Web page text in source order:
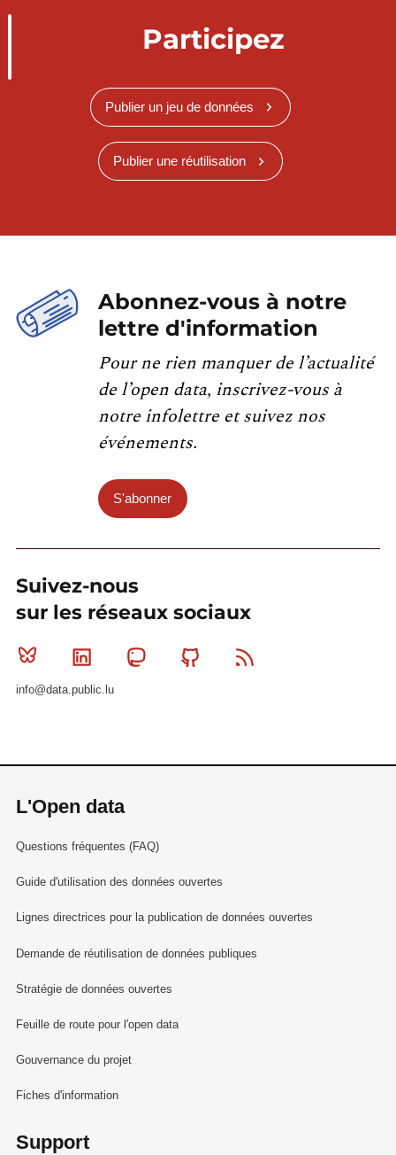
Participez
Publier un jeu de données
Publier une réutilisation
Abonnez-vous à notre
lettre d'information
Pour ne rien manquer de l’actualité
de l’open data, inscrivez-vous à
notre infolettre et suivez nos
événements.
S'abonner
Suivez-nous
sur les réseaux sociaux
Bluesky Linkedin MastodonGithub
info@data.public.lu
L'Open data
Questions fréquentes (FAQ)
Guide d'utilisation des données ouvertes
Lignes directrices pour la publication de données ouvertes
Demande de réutilisation de données publiques
Stratégie de données ouvertes
Feuille de route pour l'open data
Gouvernance du projet
Fiches d'information
Support